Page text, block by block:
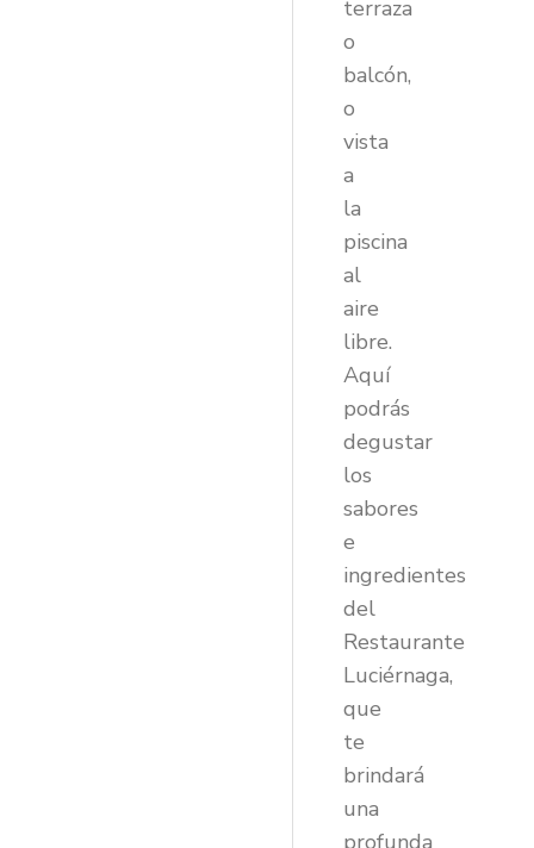
terraza
o
balcón,
o
vista
a
la
piscina
al
aire
libre.
Aquí
podrás
degustar
los
sabores
e
ingredientes
del
Restaurante
Luciérnaga,
que
te
brindará
una
profunda